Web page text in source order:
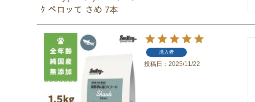
ｸ ペロッて さめ 7本
購入者
投稿日 2025/11/22